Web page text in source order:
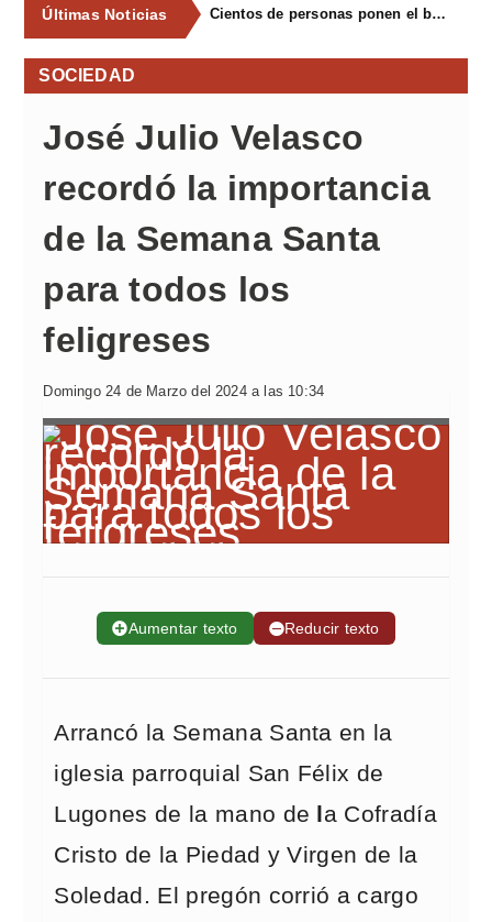
Últimas Noticias Cientos de personas ponen el broche final a las fiestas de La Salud de Lieres con la tradicional merienda
SOCIEDAD
José Julio Velasco
recordó la importancia
de la Semana Santa
para todos los
feligreses
Domingo 24 de Marzo del 2024 a las 10:34
➕Aumentar texto ➖Reducir texto
Arrancó la Semana Santa en la
iglesia parroquial San Félix de
Lugones de la mano de la Cofradía
Cristo de la Piedad y Virgen de la
Soledad. El pregón corrió a cargo